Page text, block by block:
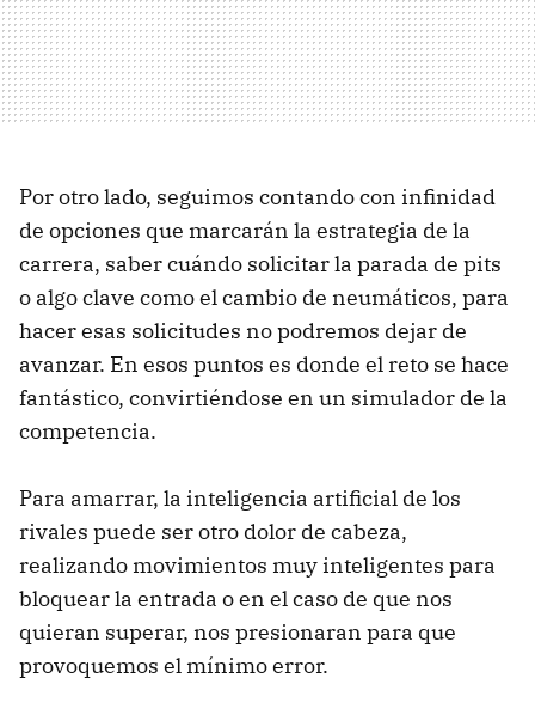
Por otro lado, seguimos contando con infinidad
de opciones que marcarán la estrategia de la
carrera, saber cuándo solicitar la parada de pits
o algo clave como el cambio de neumáticos, para
hacer esas solicitudes no podremos dejar de
avanzar. En esos puntos es donde el reto se hace
fantástico, convirtiéndose en un simulador de la
competencia.
Para amarrar, la inteligencia artificial de los
rivales puede ser otro dolor de cabeza,
realizando movimientos muy inteligentes para
bloquear la entrada o en el caso de que nos
quieran superar, nos presionaran para que
provoquemos el mínimo error.